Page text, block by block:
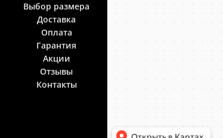
Выбор размера
Доставка
Оплата
Гарантия
Акции
Отзывы
Контакты